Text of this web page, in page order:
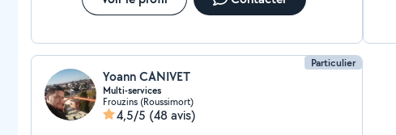
Particulier
Yoann CANIVET
Multi-services
Frouzins (Roussimort)
4,5/5 (48 avis)